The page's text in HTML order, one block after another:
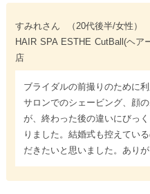
すみれさん
（20代後半/女性）
HAIR SPA ESTHE CutBall(ヘ
店
ブライダルの前撮りのために
サロンでのシェービング、顔
が、終わった後の違いにびっ
りました。結婚式も控えてい
だきたいと思いました。あり